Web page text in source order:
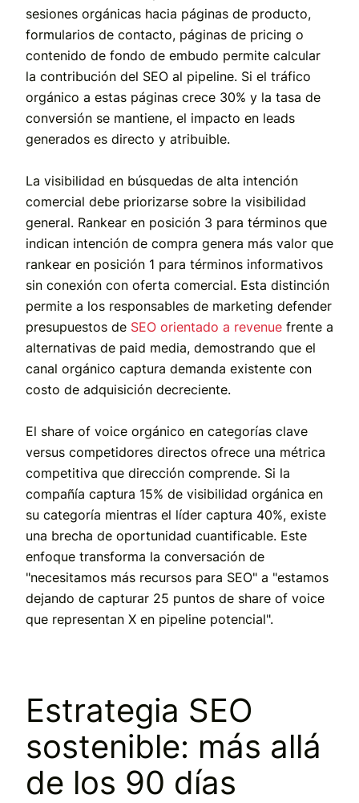
sesiones orgánicas hacia páginas de producto,
formularios de contacto, páginas de pricing o
contenido de fondo de embudo permite calcular
la contribución del SEO al pipeline. Si el tráfico
orgánico a estas páginas crece 30% y la tasa de
conversión se mantiene, el impacto en leads
generados es directo y atribuible.
La visibilidad en búsquedas de alta intención
comercial debe priorizarse sobre la visibilidad
general. Rankear en posición 3 para términos que
indican intención de compra genera más valor que
rankear en posición 1 para términos informativos
sin conexión con oferta comercial. Esta distinción
permite a los responsables de marketing defender
presupuestos de SEO orientado a revenue frente a
alternativas de paid media, demostrando que el
canal orgánico captura demanda existente con
costo de adquisición decreciente.
El share of voice orgánico en categorías clave
versus competidores directos ofrece una métrica
competitiva que dirección comprende. Si la
compañía captura 15% de visibilidad orgánica en
su categoría mientras el líder captura 40%, existe
una brecha de oportunidad cuantificable. Este
enfoque transforma la conversación de
"necesitamos más recursos para SEO" a "estamos
dejando de capturar 25 puntos de share of voice
que representan X en pipeline potencial".
Estrategia SEO
sostenible: más allá
de los 90 días